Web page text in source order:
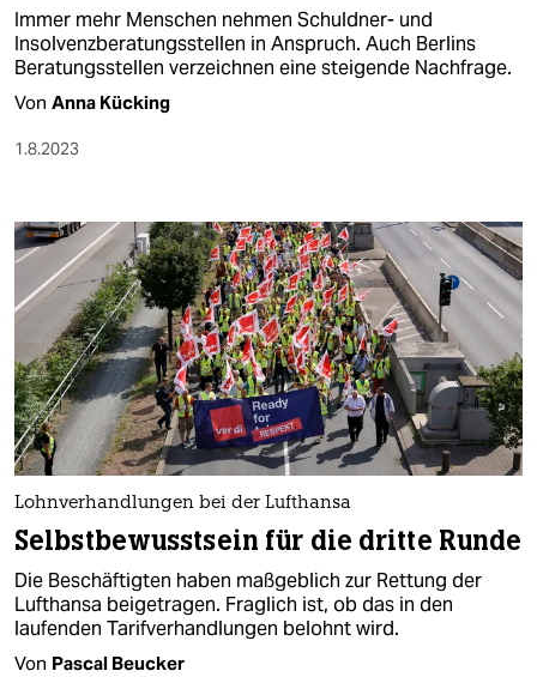
Immer mehr Menschen nehmen Schuldner- und
Insolvenzberatungsstellen in Anspruch. Auch Berlins
Beratungsstellen verzeichnen eine steigende Nachfrage.
Von Anna Kücking
1.8.2023
Lohnverhandlungen bei der Lufthansa
Selbstbewusstsein für die dritte Runde
Die Beschäftigten haben maßgeblich zur Rettung der
Lufthansa beigetragen. Fraglich ist, ob das in den
laufenden Tarifverhandlungen belohnt wird.
Von Pascal Beucker